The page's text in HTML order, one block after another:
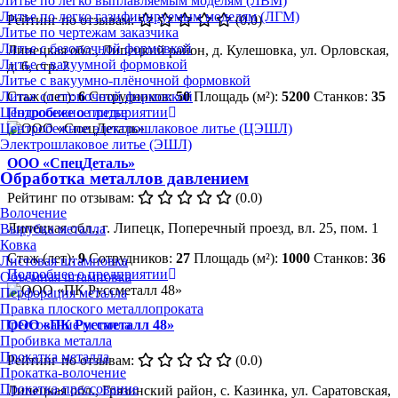
Литье по легко газифицируемым моделям (ЛГМ)
Литье по чертежам заказчика
Литье с безопочной формовкой
Литье с вакуумной формовкой
Литье с вакуумно-плёночной формовкой
Литье со стопочной формовкой
Центробежное литье
Центробежное электрошлаковое литье (ЦЭШЛ)
Электрошлаковое литье (ЭШЛ)
Обработка металлов давлением
Волочение
Вырубка металла
Ковка
Листовая штамповка
Объёмная штамповка
Перфорация металла
Правка плоского металлопроката
Прессование металла
Пробивка металла
Прокатка металла
Прокатка-волочение
Прокатка-прессование
Рейтинг по отзывам:
(0.0)
Липецкая обл., Липецкий район, д. Кулешовка, ул. Орловская,
д. 6, стр. 2
Стаж (лет):6 Сотрудников:50 Площадь (м²): 5200 Станков: 35
Подробнее о предприятии
ООО «СпецДеталь»
Рейтинг по отзывам:
(0.0)
Липецкая обл., г. Липецк, Поперечный проезд, вл. 25, пом. 1
Стаж (лет):9 Сотрудников: 27 Площадь (м²): 1000 Станков: 36
Подробнее о предприятии
ООО «ПК Руссметалл 48»
Рейтинг по отзывам:
(0.0)
Липецкая обл., Грязинский район, с. Казинка, ул. Саратовская,